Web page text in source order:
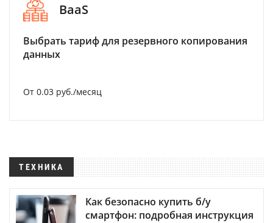
BaaS
Выбрать тариф для резервного копирования
данных
От 0.03 руб./месяц
ТЕХНИКА
Как безопасно купить б/у
смартфон: подробная инструкция